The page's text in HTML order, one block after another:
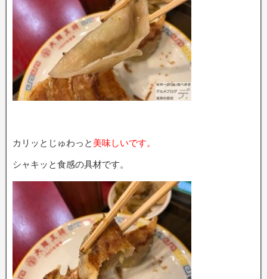
カリッとじゅわっと 美味しいです。
シャキッと食感の具材です。